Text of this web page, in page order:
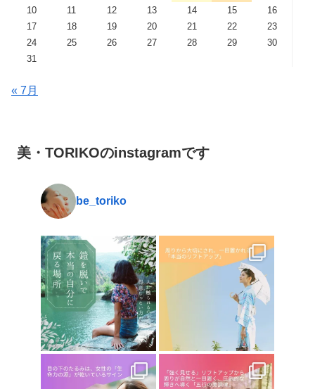
10
11 12 13 14 15
16
17
18 19 20 21 22
23
24
25 26 27 28 29
30
31
« 7月
美・TORIKOのinstagramです
be_toriko